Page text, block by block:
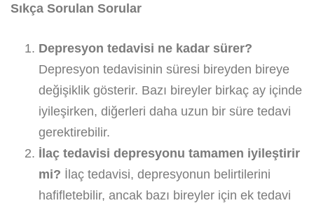
Sıkça Sorulan Sorular
Depresyon tedavisi ne kadar sürer?
Depresyon tedavisinin süresi bireyden bireye
değişiklik gösterir. Bazı bireyler birkaç ay içinde
iyileşirken, diğerleri daha uzun bir süre tedavi
gerektirebilir.
İlaç tedavisi depresyonu tamamen iyileştirir
mi? İlaç tedavisi, depresyonun belirtilerini
hafifletebilir, ancak bazı bireyler için ek tedavi